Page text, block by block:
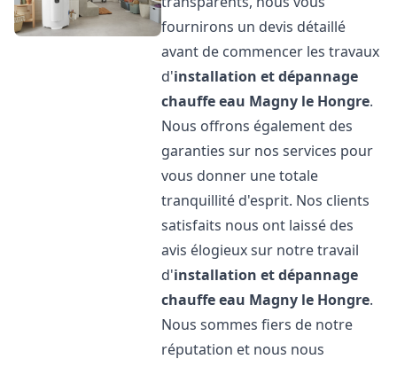
fournirons un devis détaillé
avant de commencer les travaux
d'installation et dépannage
chauffe eau Magny le Hongre.
Nous offrons également des
garanties sur nos services pour
vous donner une totale
tranquillité d'esprit. Nos clients
satisfaits nous ont laissé des
avis élogieux sur notre travail
d'installation et dépannage
chauffe eau Magny le Hongre.
Nous sommes fiers de notre
réputation et nous nous